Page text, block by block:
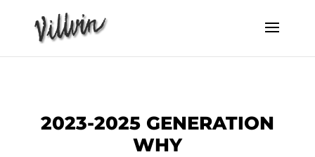
2023-2025 GENERATION
WHY